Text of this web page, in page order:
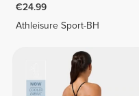
€24.99
Athleisure Sport-BH